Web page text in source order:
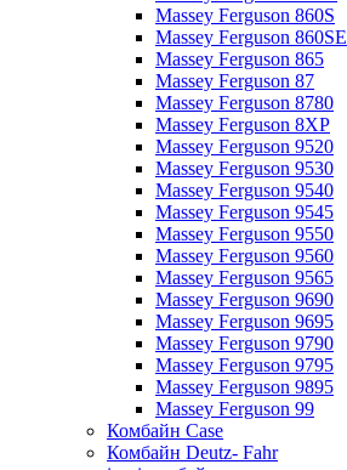
Massey Ferguson 860S
Massey Ferguson 860SE
Massey Ferguson 865
Massey Ferguson 87
Massey Ferguson 8780
Massey Ferguson 8XP
Massey Ferguson 9520
Massey Ferguson 9530
Massey Ferguson 9540
Massey Ferguson 9545
Massey Ferguson 9550
Massey Ferguson 9560
Massey Ferguson 9565
Massey Ferguson 9690
Massey Ferguson 9695
Massey Ferguson 9790
Massey Ferguson 9795
Massey Ferguson 9895
Massey Ferguson 99
Комбайн Case
Комбайн Deutz- Fahr